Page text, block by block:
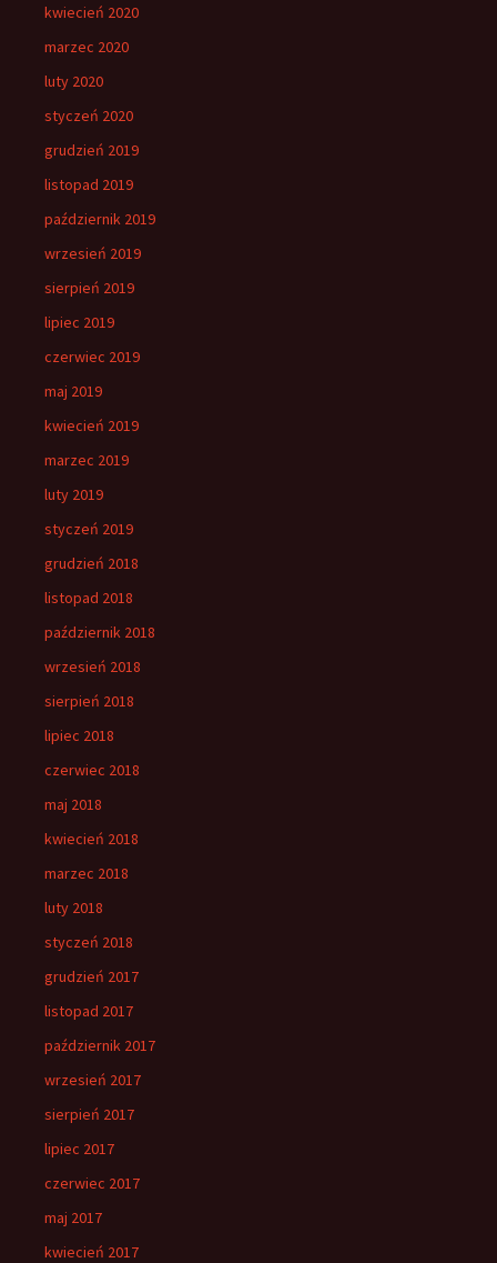
kwiecień 2020
marzec 2020
luty 2020
styczeń 2020
grudzień 2019
listopad 2019
październik 2019
wrzesień 2019
sierpień 2019
lipiec 2019
czerwiec 2019
maj 2019
kwiecień 2019
marzec 2019
luty 2019
styczeń 2019
grudzień 2018
listopad 2018
październik 2018
wrzesień 2018
sierpień 2018
lipiec 2018
czerwiec 2018
maj 2018
kwiecień 2018
marzec 2018
luty 2018
styczeń 2018
grudzień 2017
listopad 2017
październik 2017
wrzesień 2017
sierpień 2017
lipiec 2017
czerwiec 2017
maj 2017
kwiecień 2017